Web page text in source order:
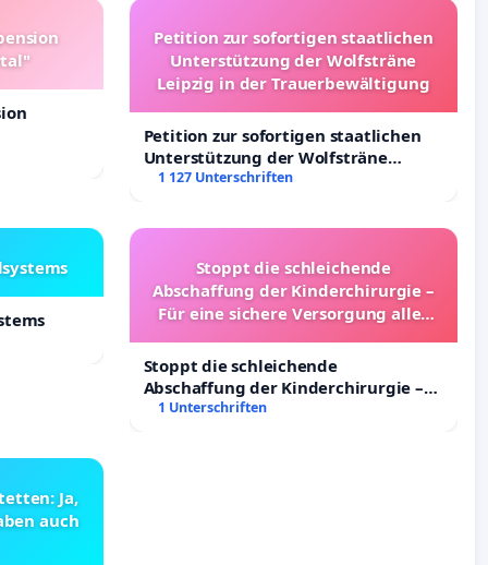
Petition zur sofortigen staatlichen
Unterstützung der Wolfsträne
Leipzig in der Trauerbewältigung
Petition zur sofortigen staatlichen
Unterstützung der Wolfsträne
Leipzig in der Trauerbewältigung
1 127 Unterschriften
Stoppt die schleichende
Abschaffung der Kinderchirurgie –
Für eine sichere Versorgung aller
Stoppt die schleichende
Abschaffung der Kinderchirurgie –
Für eine sichere Versorgung aller
1 Unterschriften
Ja,
auch